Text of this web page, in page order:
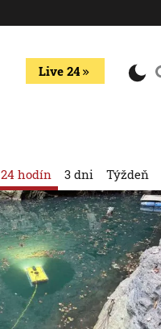
Live 24
24 hodín 3 dni Týždeň